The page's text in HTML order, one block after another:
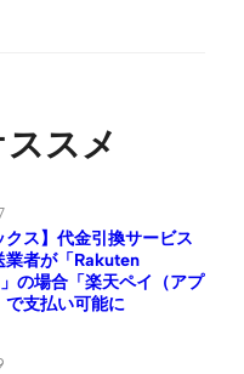
スメ
クス】代金引換サービス
業者が「Rakuten
の場合「楽天ペイ（アプ
で支払い可能に